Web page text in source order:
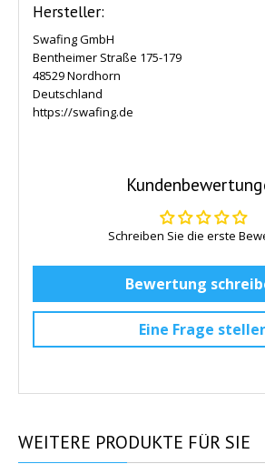
Hersteller:
Swafing GmbH
Bentheimer Straße 175-179
48529 Nordhorn
Deutschland
https://swafing.de
Schreiben Sie die erste
Bewertung
Eine Frage
WEITERE PRODUKTE FÜR SIE